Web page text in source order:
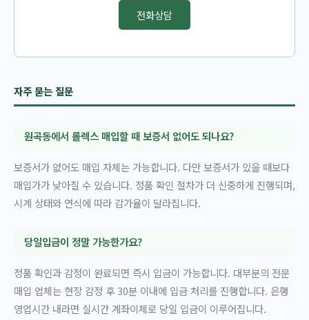
전화상담
자주 묻는 질문
원곡동에서 롤렉스 매입할 때 보증서 없어도 되나요?
보증서가 없어도 매입 자체는 가능합니다. 다만 보증서가 있을 때보다
매입가가 낮아질 수 있습니다. 정품 확인 절차가 더 신중하게 진행되며,
시계 상태와 연식에 따라 감가율이 달라집니다.
당일입금이 정말 가능한가요?
정품 확인과 감정이 완료되면 즉시 입금이 가능합니다. 대부분의 전문
매입 업체는 현장 감정 후 30분 이내에 입금 처리를 진행합니다. 은행
영업시간 내라면 실시간 계좌이체로 당일 입금이 이루어집니다.